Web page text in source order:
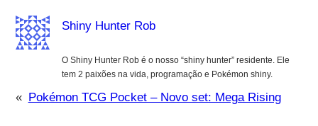
Shiny Hunter Rob
O Shiny Hunter Rob é o nosso “shiny hunter” residente. Ele
tem 2 paixões na vida, programação e Pokémon shiny.
« Pokémon TCG Pocket – Novo set: Mega Rising